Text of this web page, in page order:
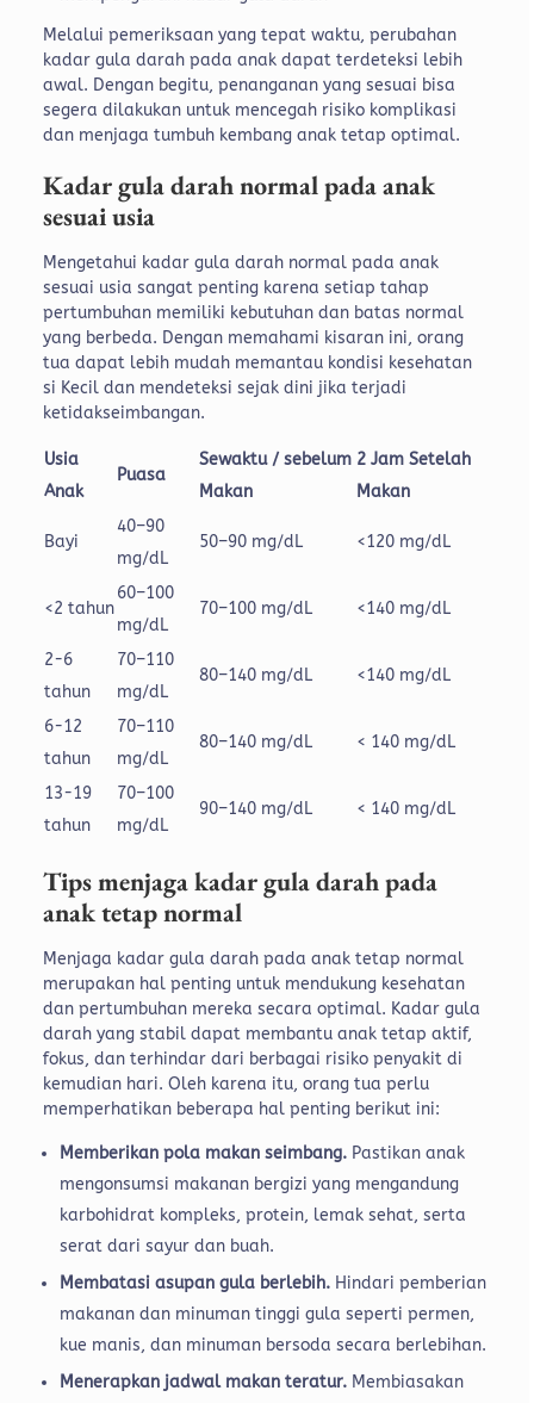
Melalui pemeriksaan yang tepat waktu, perubahan
kadar gula darah pada anak dapat terdeteksi lebih
awal. Dengan begitu, penanganan yang sesuai bisa
segera dilakukan untuk mencegah risiko komplikasi
dan menjaga tumbuh kembang anak tetap optimal.
Kadar gula darah normal pada anak
sesuai usia
Mengetahui kadar gula darah normal pada anak
sesuai usia sangat penting karena setiap tahap
pertumbuhan memiliki kebutuhan dan batas normal
yang berbeda. Dengan memahami kisaran ini, orang
tua dapat lebih mudah memantau kondisi kesehatan
si Kecil dan mendeteksi sejak dini jika terjadi
ketidakseimbangan.
Usia
Anak
Puasa
Sewaktu / sebelum
Makan
2 Jam Setelah
Makan
Bayi
40–90
mg/dL
50–90 mg/dL <120 mg/dL
<2 tahun
60–100
mg/dL
70–100 mg/dL <140 mg/dL
2-6
tahun
70–110
mg/dL
80–140 mg/dL <140 mg/dL
6-12
tahun
70–110
mg/dL
80–140 mg/dL < 140 mg/dL
13-19
tahun
70–100
mg/dL
90–140 mg/dL < 140 mg/dL
Tips menjaga kadar gula darah pada
anak tetap normal
Menjaga kadar gula darah pada anak tetap normal
merupakan hal penting untuk mendukung kesehatan
dan pertumbuhan mereka secara optimal. Kadar gula
darah yang stabil dapat membantu anak tetap aktif,
fokus, dan terhindar dari berbagai risiko penyakit di
kemudian hari. Oleh karena itu, orang tua perlu
memperhatikan beberapa hal penting berikut ini:
Memberikan pola makan seimbang. Pastikan anak
mengonsumsi makanan bergizi yang mengandung
karbohidrat kompleks, protein, lemak sehat, serta
serat dari sayur dan buah.
Membatasi asupan gula berlebih. Hindari pemberian
makanan dan minuman tinggi gula seperti permen,
kue manis, dan minuman bersoda secara berlebihan.
Menerapkan jadwal makan teratur. Membiasakan